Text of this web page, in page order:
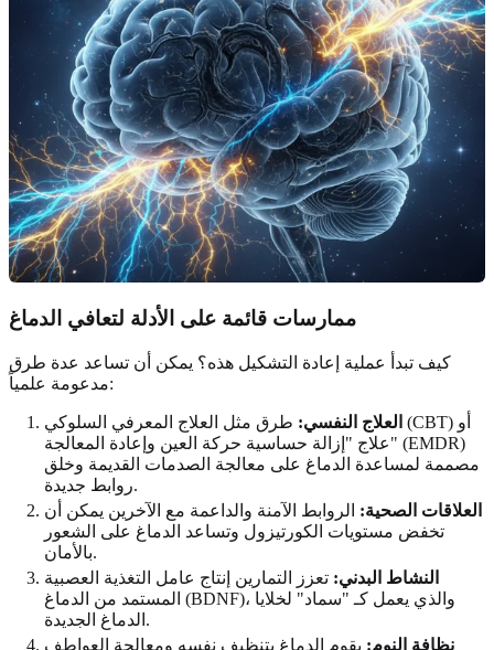
ممارسات قائمة على الأدلة لتعافي الدماغ
كيف تبدأ عملية إعادة التشكيل هذه؟ يمكن أن تساعد عدة طرق
مدعومة علمياً:
العلاج النفسي: طرق مثل العلاج المعرفي السلوكي (CBT) أو
علاج "إزالة حساسية حركة العين وإعادة المعالجة" (EMDR)
مصممة لمساعدة الدماغ على معالجة الصدمات القديمة وخلق
روابط جديدة.
العلاقات الصحية: الروابط الآمنة والداعمة مع الآخرين يمكن أن
تخفض مستويات الكورتيزول وتساعد الدماغ على الشعور
بالأمان.
النشاط البدني: تعزز التمارين إنتاج عامل التغذية العصبية
المستمد من الدماغ (BDNF)، والذي يعمل كـ "سماد" لخلايا
الدماغ الجديدة.
نظافة النوم: يقوم الدماغ بتنظيف نفسه ومعالجة العواطف